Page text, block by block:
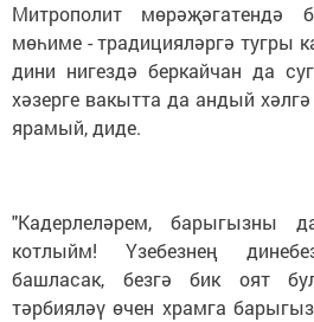
Митрополит мөрәҗәгатендә
мөһиме - традицияләргә тугры
дини нигездә беркайчан да
хәзерге вакытта да андый
ярамый, диде.
"Кадерлеләрем, барыгызны
котлыйм! Үзебезнең
башласак, безгә бик оят
тәрбияләү өчен храмга